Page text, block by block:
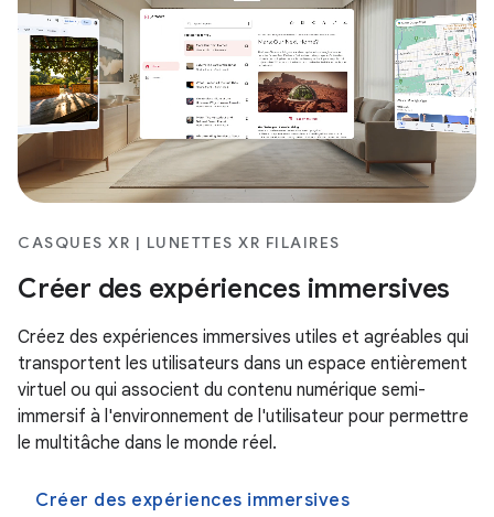
CASQUES XR | LUNETTES XR FILAIRES
Créer des expériences immersives
Créez des expériences immersives utiles et agréables qui
transportent les utilisateurs dans un espace entièrement
virtuel ou qui associent du contenu numérique semi-
immersif à l'environnement de l'utilisateur pour permettre
le multitâche dans le monde réel.
Créer des expériences immersives